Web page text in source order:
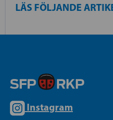
LÄS FÖLJANDE
Instagram